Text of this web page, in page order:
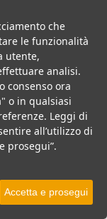
prossima
le migliori mete, i
viaggio.
che
le funzionalità
utente,
analisi.
consenso ora
o in qualsiasi
Leggi di
all’utilizzo di
prosegui”.
Accetta e prosegui